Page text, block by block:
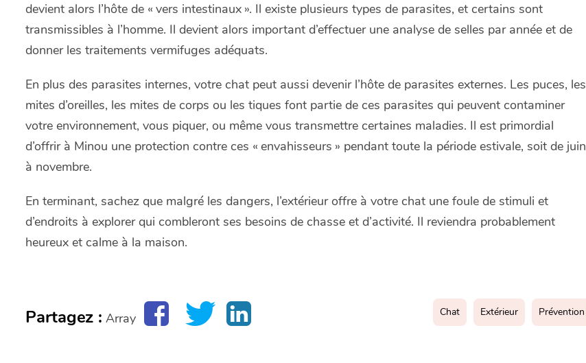
devient alors l’hôte de « vers intestinaux ». Il existe plusieurs types de parasites, et certains sont
transmissibles à l’homme. Il devient alors important d’effectuer une analyse de selles par année et de
donner les traitements vermifuges adéquats.
En plus des parasites internes, votre chat peut aussi devenir l’hôte de parasites externes. Les puces, les
mites d’oreilles, les mites de corps ou les tiques font partie de ces parasites qui peuvent contaminer
votre environnement, vous piquer, ou même vous transmettre certaines maladies. Il est primordial
d’offrir à Minou une protection contre ces « envahisseurs » pendant toute la période estivale, soit de juin
à novembre.
En terminant, sachez que malgré les dangers, l’extérieur offre à votre chat une foule de stimuli et
d’endroits à explorer qui combleront ses besoins de chasse et d’activité. Il reviendra probablement
heureux et calme à la maison.
Partagez : Array Chat Extérieur Prévention